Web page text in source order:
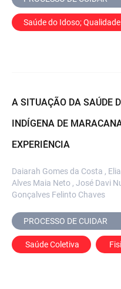
Saúde do Idoso;
A SITUAÇÃO DA SAÚDE
INDÍGENA DE
EXPERIÊNCIA
Daiarah Gomes da Costa ,
Alves Maia Neto , José Davi
Gonçalves Felinto Chaves
Saúde Coletiva